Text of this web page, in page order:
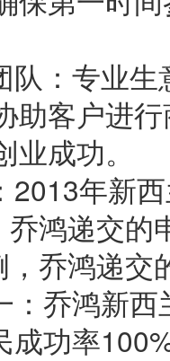
队：专业
助客户进
成功。
2013年新
鸿递交
乔鸿递
：乔鸿新
成功率